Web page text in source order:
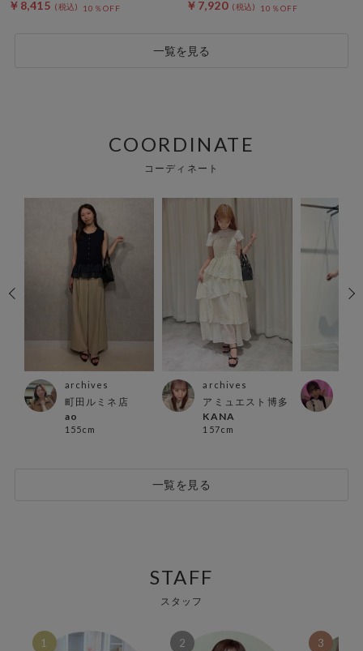
￥8,415 10％OFF ￥7,920 10％OFF
一覧を見る
COORDINATE
コーディネート
archives
町田ルミネ店
ao
155cm
archives
アミュエスト博多
KANA
157cm
一覧を見る
STAFF
スタッフ
1 2 3